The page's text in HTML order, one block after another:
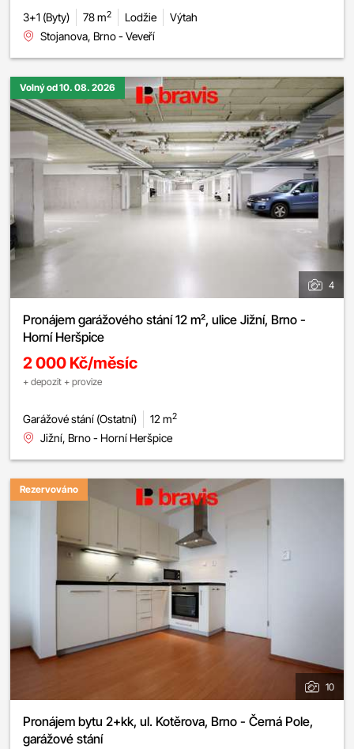
3+1 (Byty) 78 m2 Lodžie
Výtah
Stojanova, Brno - Veveří
Volný od 10. 08. 2026
4
Pronájem garážového stání 12 m², ulice Jižní, Brno -
Horní Heršpice
2 000 Kč/měsíc
+ depozit + provize
Garážové stání (Ostatní) 12 m2
Jižní, Brno - Horní Heršpice
Rezervováno
10
Pronájem bytu 2+kk, ul. Kotěrova, Brno - Černá Pole,
garážové stání